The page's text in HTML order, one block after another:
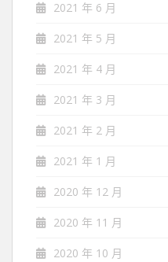
2021 年 6 月
2021 年 5 月
2021 年 4 月
2021 年 3 月
2021 年 2 月
2021 年 1 月
2020 年 12 月
2020 年 11 月
2020 年 10 月